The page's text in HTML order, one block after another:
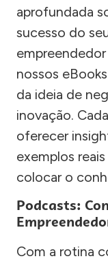
aprofundada
sucesso do
nossos
da ideia de
inovação.
oferecer
exemplos
colocar o
Podcasts:
Com a rotina